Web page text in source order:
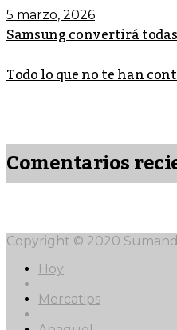
5 marzo, 2026
Samsung convertirá
Todo lo que no te han
Comentarios
Copyright © 2020
Hoy
Mercatips